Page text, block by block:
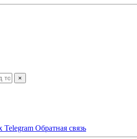
×
Telegram Обратная связь